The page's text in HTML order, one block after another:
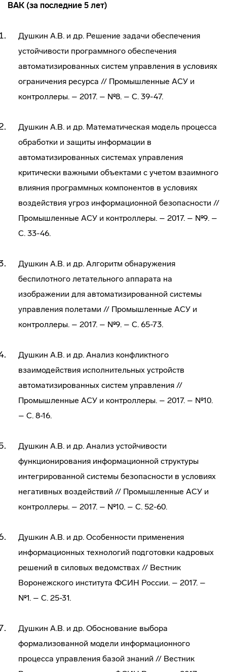
ВАК (за последние 5 лет)
Душкин А.В. и др. Решение задачи обеспечения
устойчивости программного обеспечения
автоматизированных систем управления в условиях
ограничения ресурса // Промышленные АСУ и
контроллеры. – 2017. – №8. – С. 39-47.
Душкин А.В. и др. Математическая модель процесса
обработки и защиты информации в
автоматизированных системах управления
критически важными объектами с учетом взаимного
влияния программных компонентов в условиях
воздействия угроз информационной безопасности //
Промышленные АСУ и контроллеры. – 2017. – №9. –
С. 33-46.
Душкин А.В. и др. Алгоритм обнаружения
беспилотного летательного аппарата на
изображении для автоматизированной системы
управления полетами // Промышленные АСУ и
контроллеры. – 2017. – №9. – С. 65-73.
Душкин А.В. и др. Анализ конфликтного
взаимодействия исполнительных устройств
автоматизированных систем управления //
Промышленные АСУ и контроллеры. – 2017. – №10.
– С. 8-16.
Душкин А.В. и др. Анализ устойчивости
функционирования информационной структуры
интегрированной системы безопасности в условиях
негативных воздействий // Промышленные АСУ и
контроллеры. – 2017. – №10. – С. 52-60.
Душкин А.В. и др. Особенности применения
информационных технологий подготовки кадровых
решений в силовых ведомствах // Вестник
Воронежского института ФСИН России. – 2017. –
№1. – С. 25-31.
Душкин А.В. и др. Обоснование выбора
формализованной модели информационного
процесса управления базой знаний // Вестник